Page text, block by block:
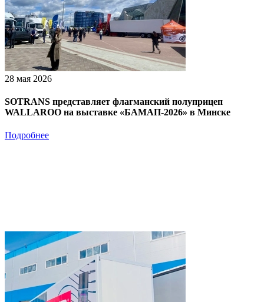
28 мая 2026
SOTRANS представляет флагманский полуприцеп
WALLAROO на выставке «БАМАП-2026» в Минске
Подробнее